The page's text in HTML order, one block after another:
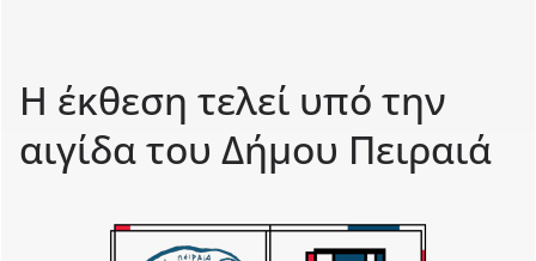
Η έκθεση τελεί υπό την
αιγίδα του Δήμου Πειραιά